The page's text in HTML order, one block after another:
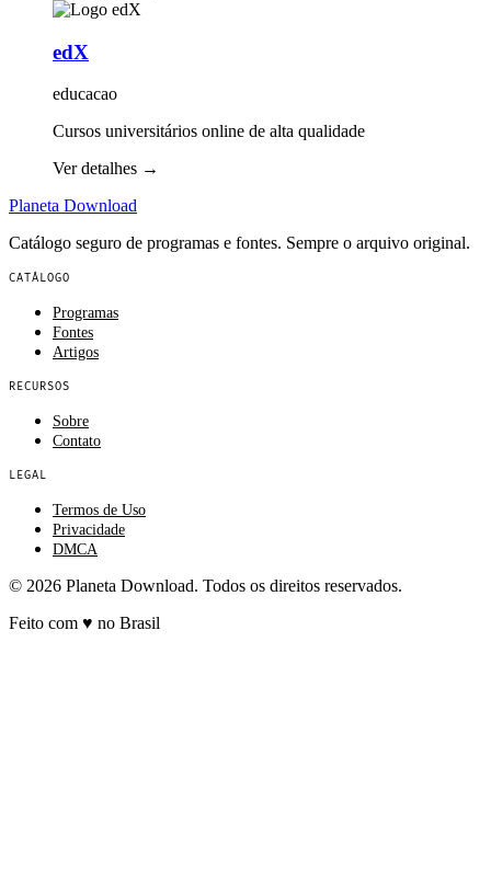
edX
educacao
Cursos universitários online de alta qualidade
Ver detalhes →
Planeta Download
Catálogo seguro de programas e fontes. Sempre o arquivo original.
CATÁLOGO
Programas
Fontes
Artigos
RECURSOS
Sobre
Contato
LEGAL
Termos de Uso
Privacidade
DMCA
© 2026 Planeta Download. Todos os direitos reservados.
Feito com ♥ no Brasil